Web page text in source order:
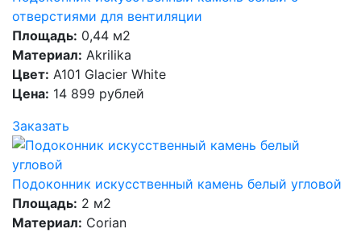
отверстиями для вентиляции
Площадь: 0,44 м2
Материал: Akrilika
Цвет: A101 Glacier White
Цена: 14 899 рублей
Заказать
Подоконник искусственный камень белый угловой
Площадь: 2 м2
Материал: Corian